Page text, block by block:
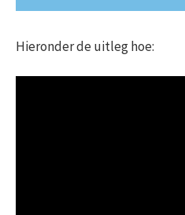
Hieronder de uitleg hoe: